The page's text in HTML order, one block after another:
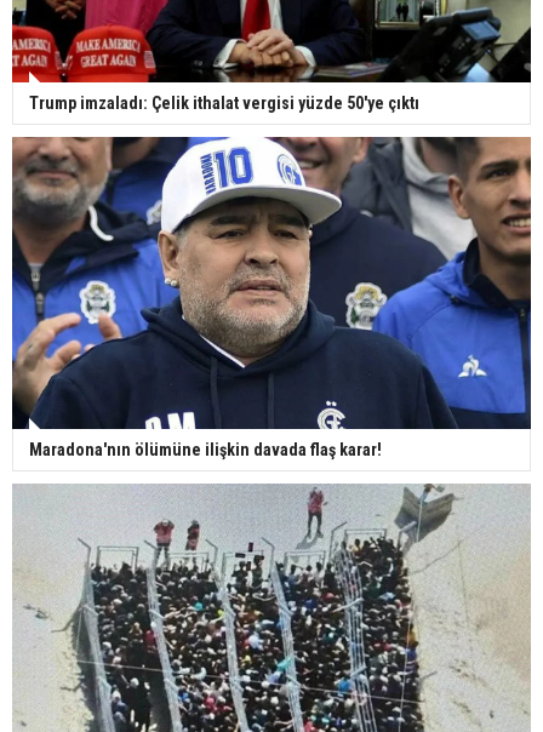
Trump imzaladı: Çelik ithalat vergisi yüzde 50'ye çıktı
Maradona'nın ölümüne ilişkin davada flaş karar!